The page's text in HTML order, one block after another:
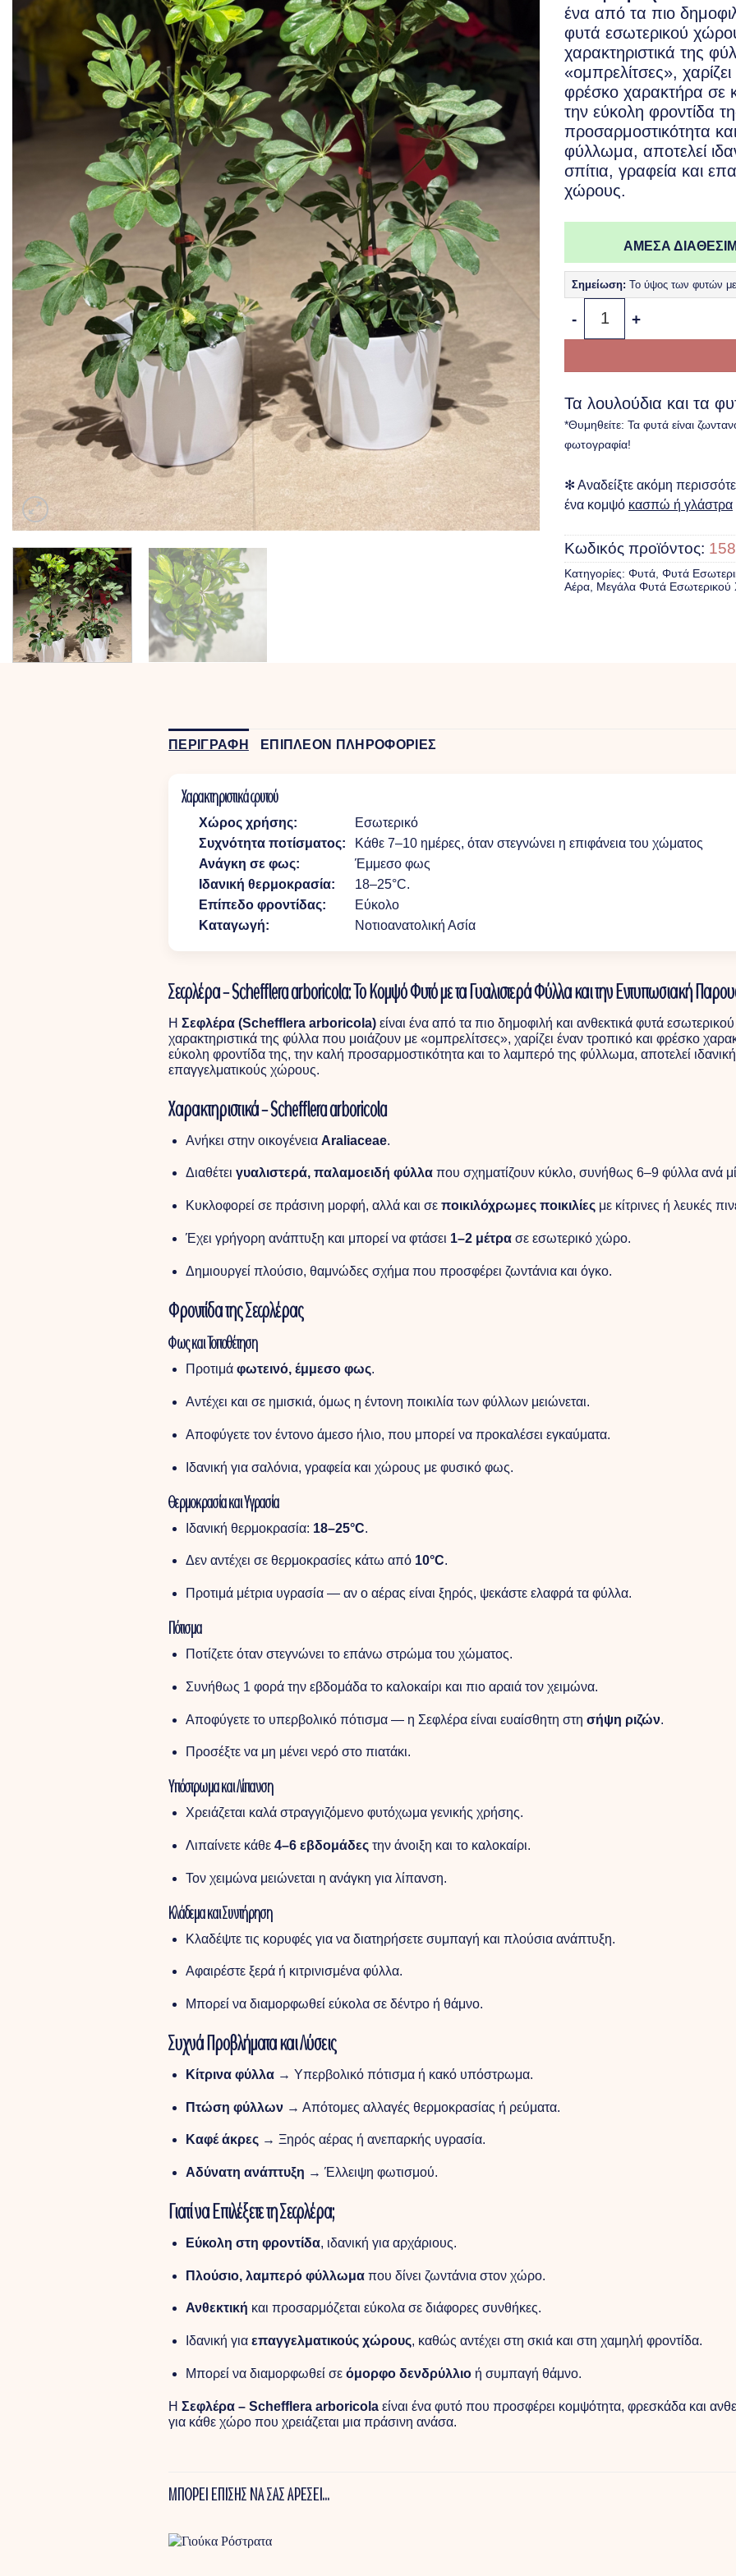
ένα από τα πιο
φυτά εσωτερικού
χαρακτηριστικά της
«ομπρελίτσες»,
φρέσκο χαρακτήρα σε
την εύκολη φροντίδα
προσαρμοστικότητα
φύλλωμα, αποτελεί
σπίτια, γραφεία και
χώρους.
ΑΜΕΣΑ
Σημείωση: Το ύψος των φυτών
Τα λουλούδια και τα
*Θυμηθείτε: Τα φυτά είναι
φωτογραφία!
✻ Αναδείξτε ακόμη
ένα κομψό κασπώ ή γλάστρα
Κωδικός προϊόντος:
Κατηγορίες: Φυτά Φυτά
Αέρα Μεγάλα Φυτά
ΠΕΡΙΓΡΑΦΗ ΕΠΙΠΛΕΟΝ ΠΛΗΡΟΦΟΡΙΕΣ
Χαρακτηριστικά φυτού
Χώρος χρήσης:
Εσωτερικό
Συχνότητα ποτίσματος:
Κάθε 7–10 ημέρες, όταν στεγνώνει η επιφάνεια του χώματος
Ανάγκη σε φως:
Έμμεσο φως
Ιδανική θερμοκρασία:
18–25°C.
Επίπεδο φροντίδας:
Εύκολο
Καταγωγή:
Νοτιοανατολική Ασία
Σεφλέρα – Schefflera arboricola: Το Κομψό Φυτό με τα Γυαλιστερά Φύλλα και την Εντυπωσιακή
Η Σεφλέρα (Schefflera arboricola) είναι ένα από τα πιο δημοφιλή και ανθεκτικά φυτά
χαρακτηριστικά της φύλλα που μοιάζουν με «ομπρελίτσες», χαρίζει έναν τροπικό και φρέσκο
εύκολη φροντίδα της, την καλή προσαρμοστικότητα και το λαμπερό της φύλλωμα, αποτελεί ιδανική
επαγγελματικούς χώρους.
Χαρακτηριστικά – Schefflera arboricola
Ανήκει στην οικογένεια Araliaceae.
Διαθέτει γυαλιστερά, παλαμοειδή φύλλαπου σχηματίζουν κύκλο, συνήθως 6–9 φύλλα ανά
Κυκλοφορεί σε πράσινη μορφή, αλλά και σε ποικιλόχρωμες ποικιλίεςμε κίτρινες ή λευκές
Έχει γρήγορη ανάπτυξη και μπορεί να φτάσει 1–2 μέτρασε εσωτερικό χώρο.
Δημιουργεί πλούσιο, θαμνώδες σχήμα που προσφέρει ζωντάνια και όγκο.
Φροντίδα της Σεφλέρας
Φως και Τοποθέτηση
Προτιμά φωτεινό, έμμεσο φως.
Αντέχει και σε ημισκιά, όμως η έντονη ποικιλία των φύλλων μειώνεται.
Αποφύγετε τον έντονο άμεσο ήλιο, που μπορεί να προκαλέσει εγκαύματα.
Ιδανική για σαλόνια, γραφεία και χώρους με φυσικό φως.
Θερμοκρασία και Υγρασία
Ιδανική θερμοκρασία: 18–25°C.
Δεν αντέχει σε θερμοκρασίες κάτω από 10°C.
Προτιμά μέτρια υγρασία — αν ο αέρας είναι ξηρός, ψεκάστε ελαφρά τα φύλλα.
Πότισμα
Ποτίζετε όταν στεγνώνει το επάνω στρώμα του χώματος.
Συνήθως 1 φορά την εβδομάδα το καλοκαίρι και πιο αραιά τον χειμώνα.
Αποφύγετε το υπερβολικό πότισμα — η Σεφλέρα είναι ευαίσθητη στη σήψη ριζών.
Προσέξτε να μη μένει νερό στο πιατάκι.
Υπόστρωμα και Λίπανση
Χρειάζεται καλά στραγγιζόμενο φυτόχωμα γενικής χρήσης.
Λιπαίνετε κάθε 4–6 εβδομάδεςτην άνοιξη και το καλοκαίρι.
Τον χειμώνα μειώνεται η ανάγκη για λίπανση.
Κλάδεμα και Συντήρηση
Κλαδέψτε τις κορυφές για να διατηρήσετε συμπαγή και πλούσια ανάπτυξη.
Αφαιρέστε ξερά ή κιτρινισμένα φύλλα.
Μπορεί να διαμορφωθεί εύκολα σε δέντρο ή θάμνο.
Συχνά Προβλήματα και Λύσεις
Κίτρινα φύλλα→ Υπερβολικό πότισμα ή κακό υπόστρωμα.
Πτώση φύλλων→ Απότομες αλλαγές θερμοκρασίας ή ρεύματα.
Καφέ άκρες→ Ξηρός αέρας ή ανεπαρκής υγρασία.
Αδύνατη ανάπτυξη → Έλλειψη φωτισμού.
Γιατί να Επιλέξετε τη Σεφλέρα;
Εύκολη στη φροντίδα, ιδανική για αρχάριους.
Πλούσιο, λαμπερό φύλλωμαπου δίνει ζωντάνια στον χώρο.
Ανθεκτική και προσαρμόζεται εύκολα σε διάφορες συνθήκες.
Ιδανική για επαγγελματικούς χώρους, καθώς αντέχει στη σκιά και στη χαμηλή φροντίδα.
Μπορεί να διαμορφωθεί σε όμορφο δενδρύλλιοή συμπαγή θάμνο.
Η Σεφλέρα – Schefflera arboricola είναι ένα φυτό που προσφέρει κομψότητα, φρεσκάδα και
για κάθε χώρο που χρειάζεται μια πράσινη ανάσα.
ΜΠΟΡΕΙ ΕΠΙΣΗΣ ΝΑ ΣΑΣ ΑΡΕΣΕΙ…